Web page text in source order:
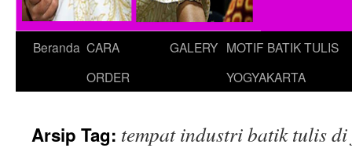
Beranda CARA
ORDER
GALERY MOTIF BATIK TULIS
YOGYAKARTA
Arsip Tag: tempat industri batik tulis